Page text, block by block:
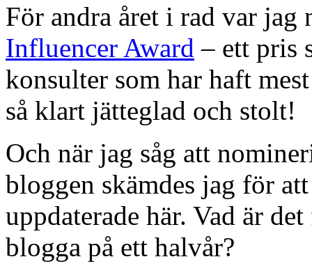
För andra året i rad var
Influencer Award – ett pris
konsulter som har haft
så klart jätteglad och stolt!
Och när jag såg att
bloggen skämdes jag för
uppdaterade här. Vad är
blogga på ett halvår?